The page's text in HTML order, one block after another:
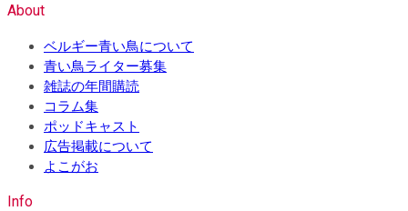
About
ベルギー青い鳥について
青い鳥ライター募集
雑誌の年間購読
コラム集
ポッドキャスト
広告掲載について
よこがお
Info